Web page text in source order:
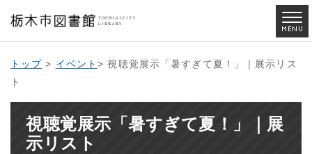
トップ > イベント> 視聴覚展示「暑すぎて夏！」｜展示リス
ト
視聴覚展示「暑すぎて夏！」｜展
示リスト